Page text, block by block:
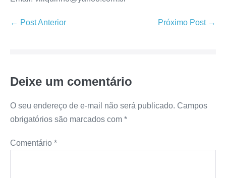
← Post Anterior Próximo Post →
Deixe um comentário
O seu endereço de e-mail não será publicado. Campos
obrigatórios são marcados com *
Comentário *